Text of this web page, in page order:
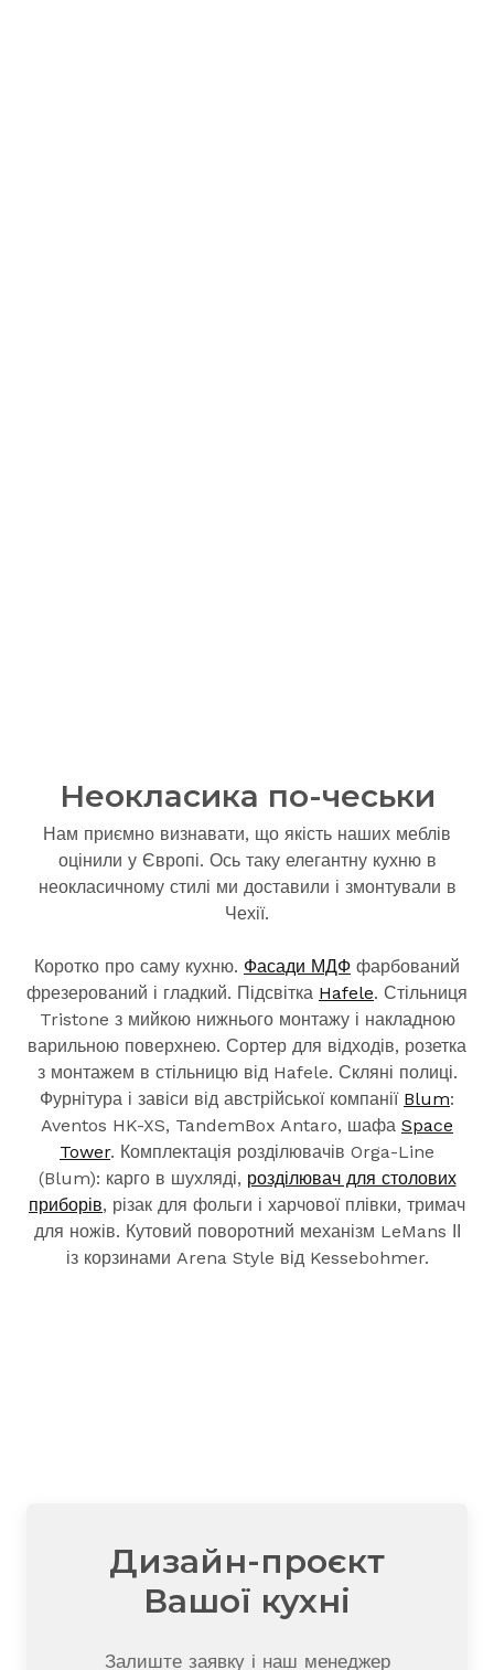
Неокласика по-чеськи
Нам приємно визнавати, що якість наших меблів
оцінили у Європі. Ось таку елегантну кухню в
неокласичному стилі ми доставили і змонтували в
Чехії.
Коротко про саму кухню. Фасади МДФ фарбований
фрезерований і гладкий. Підсвітка Hafele. Стільниця
Tristone з мийкою нижнього монтажу і накладною
варильною поверхнею. Сортер для відходів, розетка
з монтажем в стільницю від Hafele. Скляні полиці.
Фурнітура і завіси від австрійської компанії Blum:
Aventos HK-XS, TandemBox Antaro, шафа Space
Tower.️ Комплектація розділювачів Orga-Line
(Blum): карго в шухляді, розділювач для столових
приборів, різак для фольги і харчової плівки, тримач
для ножів. Кутовий поворотний механізм LeMans ІІ
із корзинами Arena Style від Kessebohmer.
Дизайн-проєкт
Вашої кухні
Залиште заявку і наш менеджер